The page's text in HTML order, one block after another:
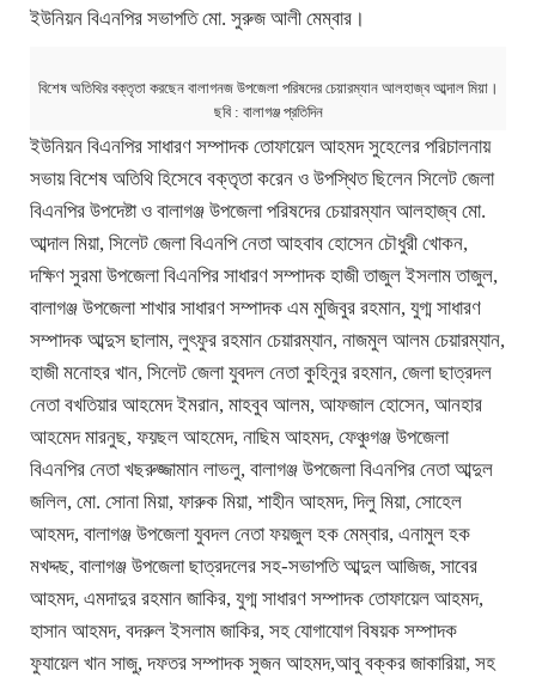
ইউনিয়ন বিএনপির সভাপতি মো. সুরুজ আলী মেম্বার।
বিশেষ অতিথির বক্তৃতা করছেন বালাগনজ উপজেলা পরিষদের চেয়ারম্যান আলহাজ্ব আব্দাল মিয়া।
ছবি : বালাগঞ্জ প্রতিদিন
ইউনিয়ন বিএনপির সাধারণ সম্পাদক তোফায়েল আহমদ সুহেলের পরিচালনায়
সভায় বিশেষ অতিথি হিসেবে বক্তৃতা করেন ও উপস্থিত ছিলেন সিলেট জেলা
বিএনপির উপদেষ্টা ও বালাগঞ্জ উপজেলা পরিষদের চেয়ারম্যান আলহাজ্ব মো.
আব্দাল মিয়া, সিলেট জেলা বিএনপি নেতা আহবাব হোসেন চৌধুরী খোকন,
দক্ষিণ সুরমা উপজেলা বিএনপির সাধারণ সম্পাদক হাজী তাজুল ইসলাম তাজুল,
বালাগঞ্জ উপজেলা শাখার সাধারণ সম্পাদক এম মুজিবুর রহমান, যুগ্ম সাধারণ
সম্পাদক আব্দুস ছালাম, লুৎফুর রহমান চেয়ারম্যান, নাজমুল আলম চেয়ারম্যান,
হাজী মনোহর খান, সিলেট জেলা যুবদল নেতা কুহিনুর রহমান, জেলা ছাত্রদল
নেতা বখতিয়ার আহমেদ ইমরান, মাহবুব আলম, আফজাল হোসেন, আনহার
আহমেদ মারনুছ, ফয়ছল আহমেদ, নাছিম আহমদ, ফেঞ্চুগঞ্জ উপজেলা
বিএনপির নেতা খছরুজ্জামান লাভলু, বালাগঞ্জ উপজেলা বিএনপির নেতা আব্দুল
জলিল, মো. সোনা মিয়া, ফারুক মিয়া, শাহীন আহমদ, দিলু মিয়া, সোহেল
আহমদ, বালাগঞ্জ উপজেলা যুবদল নেতা ফয়জুল হক মেম্বার, এনামুল হক
মখদ্দছ, বালাগঞ্জ উপজেলা ছাত্রদলের সহ-সভাপতি আব্দুল আজিজ, সাবের
আহমদ, এমদাদুর রহমান জাকির, যুগ্ম সাধারণ সম্পাদক তোফায়েল আহমদ,
হাসান আহমদ, বদরুল ইসলাম জাকির, সহ যোগাযোগ বিষয়ক সম্পাদক
ফুযায়েল খান সাজু, দফতর সম্পাদক সুজন আহমদ,আবু বক্কর জাকারিয়া, সহ